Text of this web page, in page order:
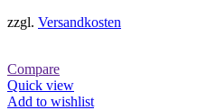
zzgl. Versandkosten
Compare
Quick view
Add to wishlist